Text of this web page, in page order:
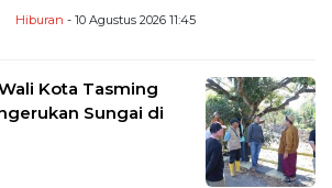
Hiburan - 10 Agustus 2026 11:45
Kota Tasming
Sungai di